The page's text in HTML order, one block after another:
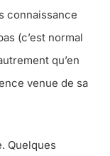
connaissance
(c’est normal
qu’en
venue de sa
Quelques